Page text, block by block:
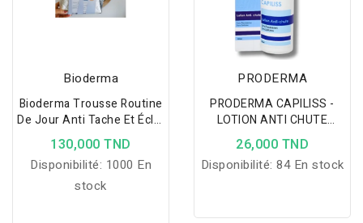
Bioderma
Bioderma Trousse Routine
De Jour Anti Tache Et Éclat
+ Trousse Gratuit
130,000 TND
Disponibilité: 1000 En
stock
PRODERMA
PRODERMA CAPILISS -
LOTION ANTI CHUTE
100ML
26,000 TND
Disponibilité: 84 En stock